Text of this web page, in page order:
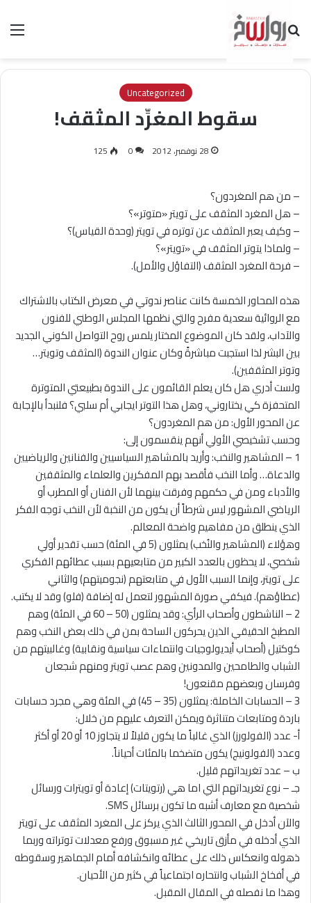
بحث عن
Uncategorized
سقوط المغرِّد المثقف!
28 نوفمبر، 2012 0
125
– من هم المغردون؟
– هل المغرد المثقف على تويتر «متوتر»؟
– وكيف يعبر المثقف عن توتره في تويتر (وحدة القياس)؟
– ولماذا يتوتر المثقف في «تويتر»؟
– فرحة المغرد المثقف (التفاؤل والأمل).
هذه المحاور الخمسة كانت عناصر ندوتي في معرض الكتاب بالاشتراك
مع الروائية سعدية مفرح والتي نظمها المجلس الوطني للفنون
والآداب، ولقد كان الموضوع المختار يلمس روح التواصل الكوني الجديد
بين البشر لذا استجبت مباشرةً وكان عنوان الندوة (المثقف وتويتر…
وتوتر المثقفين).
ولست أدري هل كان يعلم القائمون على الندوة بطبيعتي المتوترة
المتحفزة كي يختاروني، وهل هذا التوتر ايجابي أم سلبي؟ فلنبدأ بالإجابة
عن المحور الأول: من هم المغردون؟
وحسب تشخيصي الأولي أنهم ينقسمون إلى:
1 – المشاهير والنخب: وأريد بالمشاهير السياسيين والفنانين والرياضيين
والدعاة… وأما النخب فأقصد بهم المفكرين والعلماء والمثقفين
والأدباء ومن في حكمهم وفرقت بينهما لأن الفنان أو المطرب أو
الرياضي المشهور ليس شرطاً أن يكون من النخبة لأن النخب توجه الفكر
الذي ينطلق من مفاهيم واضحة المعالم.
وهؤلاء (المشاهير والنُخب) يمثلون (5 في المئة) حسب تقدير أولي
شخصي، لا يحظون بالعدد الكبير من متابعيهم بسبب عطائهم الفكري
على تويتر، وإنما السبب الأول في متابعتهم (نجوميتهم) والثاني
(عطاؤهم). فيكفي صورة المشهور لتعمل له إضافة (فلو) وقد لا يكتب.
2 – الناشطون وأصحاب الرأي: وقد يمثلون (50 – 60 في المئة) وهم
المطبخ الحقيقي الذين يحركون الساحة بمن في ذلك بعض النخب وهم
كوكتيل (أصحاب أيديولوجيات وانتماءات سياسية ونقابية) وغالبيتهم من
الشباب والطامحين والمدونين وهم عصب تويتر ومنهم شجعان
وفرسان وبعضهم مقنعون!
3 – الحسابات الخاملة: يمثلون (35 – 45) في المئة وهي مجرد حسابات
باردة ومتابعات متناثرة ويمكن التعرف عليهم من خلال:
أ- عدد (الفولورز) الذي غالباً ما يكون قليلاً لا يتجاوز 10 أو 20 أو أكثر
وعدد (الفولونيج) يكون متضخما بالمئات أحياناً.
ب – عدد تغريداتهم قليل.
جـ – نوع تغريداتهم التي اما هي (رتويتات) إعادة أو تويترات ورسائل
شخصية مع معارف أشبه ما تكون برسائل SMS.
والآن أدخل في المحور الثالث الذي يركز على المغرد المثقف على تويتر
الذي أدخله في مأزق تاريخي غير مسبوق ورفع معدلات توتراته وربما
ذهوله وانعكاس ذلك على عطائه وانكشافه أمام الجماهير وسقوطه
في أفخاخ الشباب وانتحاره اجتماعياً في كثير من الأحيان.
وهذا ما نفصله في المقال المقبل.